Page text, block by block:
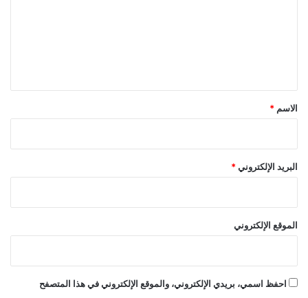
*
الاسم *
البريد الإلكتروني *
الموقع الإلكتروني
احفظ اسمي، بريدي الإلكتروني، والموقع الإلكتروني في هذا المتصفح